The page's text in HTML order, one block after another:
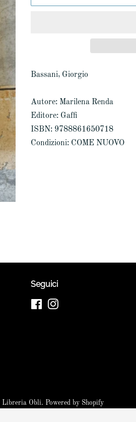
Bassani, Giorgio
Autore: Marilena Renda
Editore: Gaffi
ISBN: 9788861650718
Condizioni: COME NUOVO
Seguici
Facebook
Libreria Obli. Powered by Shopify